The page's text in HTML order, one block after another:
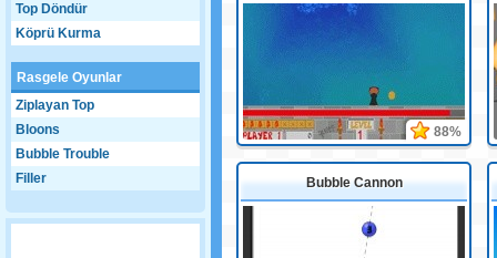
Top Döndür
Köprü Kurma
Rasgele Oyunlar
Ziplayan Top
Bloons
Bubble Trouble
Filler
88%
Bubble Cannon